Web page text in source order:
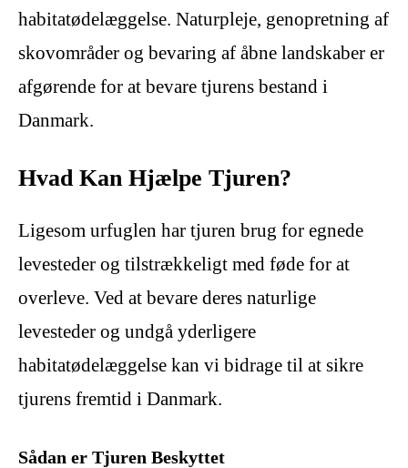
habitatødelæggelse. Naturpleje, genopretning af
skovområder og bevaring af åbne landskaber er
afgørende for at bevare tjurens bestand i
Danmark.
Hvad Kan Hjælpe Tjuren?
Ligesom urfuglen har tjuren brug for egnede
levesteder og tilstrækkeligt med føde for at
overleve. Ved at bevare deres naturlige
levesteder og undgå yderligere
habitatødelæggelse kan vi bidrage til at sikre
tjurens fremtid i Danmark.
Sådan er Tjuren Beskyttet